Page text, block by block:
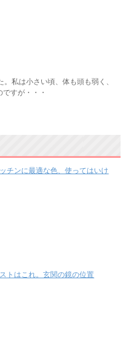
私は小さい頃、体も頭も弱く、
すが・・・
チンに最適な色、使ってはいけ
トはこれ。玄関の鏡の位置